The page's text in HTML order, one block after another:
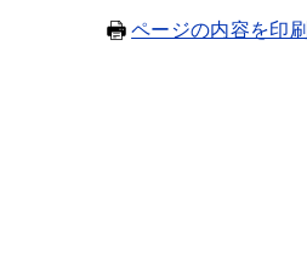
ページの内容を印刷